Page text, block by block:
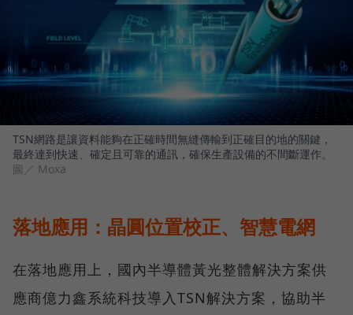
TSN網路是讓資料能夠在正確時間無縫傳輸到正確目的地的關鍵，
最終達到快速、確定且可靠的通訊，確保生產設備的不間斷運作。
圖／ Moxa
落地應用：晶圓位置校正、智慧電網
在落地應用上，國內半導體黃光整體解決方案供
應商億力鑫系統科技導入TSN解決方案，協助半